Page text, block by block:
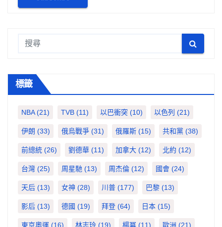
標籤
NBA(21) TVB (11) 以巴衝突 (10) 以色列 (21)
伊朗 (33) 俄烏戰爭 (31) 俄羅斯 (15) 共和黨 (38)
前總統 (26) 劉德華 (11) 加拿大 (12) 北約 (12)
台灣 (25) 周星馳 (13) 周杰倫 (12) 國會 (24)
天后 (13) 女神 (28) 川普 (177) 巴黎 (13)
影后 (13) 德國 (19) 拜登 (64) 日本 (15)
東京奧運 (16) 林志玲 (19) 楊冪 (11) 歐洲 (21)